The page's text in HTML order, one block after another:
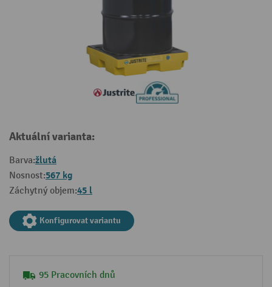
Aktuální varianta:
Barva:žlutá
Nosnost:567 kg
Záchytný objem:45 l
Konfigurovat variantu
95 Pracovních dnů